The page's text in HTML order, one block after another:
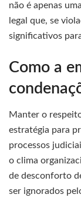
não é apenas
legal que, se
significativos
Como a
Manter o
estratégia para
processos
o clima
de desconforto
ser ignorados